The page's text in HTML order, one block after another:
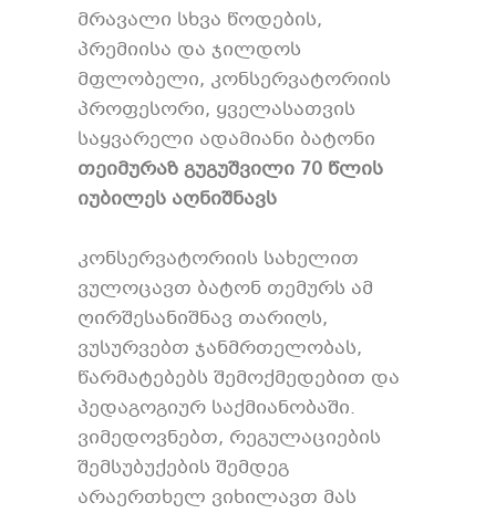
მრავალი სხვა წოდების,
პრემიისა და ჯილდოს
მფლობელი, კონსერვატორიის
პროფესორი, ყველასათვის
საყვარელი ადამიანი ბატონი
თეიმურაზ გუგუშვილი 70 წლის
იუბილეს აღნიშნავს
კონსერვატორიის სახელით
ვულოცავთ ბატონ თემურს ამ
ღირშესანიშნავ თარიღს,
ვუსურვებთ ჯანმრთელობას,
წარმატებებს შემოქმედებით და
პედაგოგიურ საქმიანობაში.
ვიმედოვნებთ, რეგულაციების
შემსუბუქების შემდეგ
არაერთხელ ვიხილავთ მას